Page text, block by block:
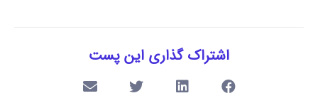
اشتراک گذاری این پست